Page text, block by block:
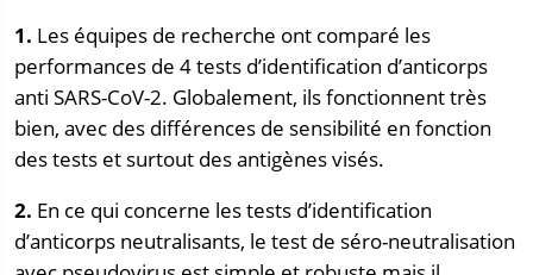
1. Les équipes de recherche ont comparé les
performances de 4 tests d’identification d’anticorps
anti SARS-CoV-2. Globalement, ils fonctionnent très
bien, avec des différences de sensibilité en fonction
des tests et surtout des antigènes visés.
2. En ce qui concerne les tests d’identification
d’anticorps neutralisants, le test de séro-neutralisation